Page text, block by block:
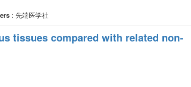
: 先端医学社
tissues compared with related non-